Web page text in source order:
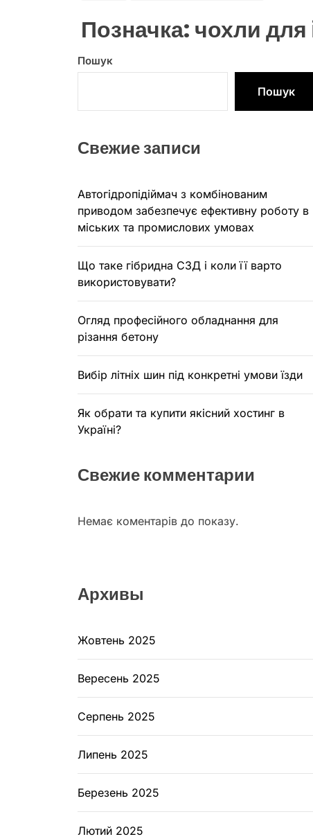
Позначка: чохли
Пошук
Пошук
Свежие записи
Автогідропідіймач з комбінованим
приводом забезпечує ефективну роботу в
міських та промислових умовах
Що таке гібридна СЗД і коли її варто
використовувати?
Огляд професійного обладнання для
різання бетону
Вибір літніх шин під конкретні умови їзди
Як обрати та купити якісний хостинг в
Україні?
Свежие комментарии
Немає коментарів до показу.
Архивы
Жовтень 2025
Вересень 2025
Серпень 2025
Липень 2025
Березень 2025
Лютий 2025